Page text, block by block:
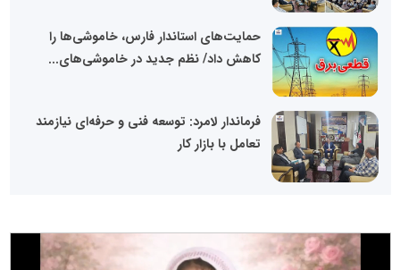
حمایت‌های استاندار فارس، خاموشی‌ها را
کاهش داد/ نظم جدید در خاموشی‌های...
فرماندار لامرد: توسعه فنی و حرفه‌ای نیازمند
تعامل با بازار کار